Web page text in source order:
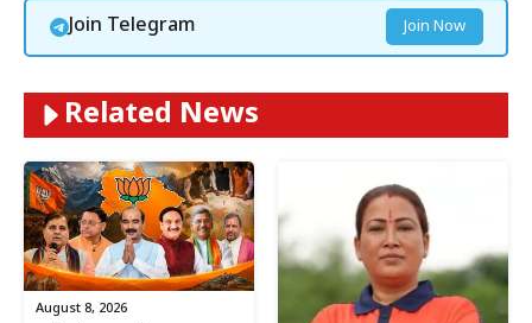
Join Telegram Join Now
Related News
August 8, 2026